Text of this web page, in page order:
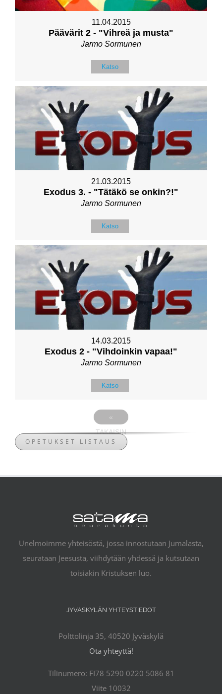
11.04.2015
Päävärit 2 - "Vihreä ja musta"
Jarmo Sormunen
Katso
21.03.2015
Exodus 3. - "Tätäkö se onkin?!"
Jarmo Sormunen
Katso
14.03.2015
Exodus 2 - "Vihdoinkin vapaa!"
Jarmo Sormunen
Katso
«
TAKAISIN
OPETUKSET LISTAUS
Unelmoimme yhteisöstä, jossa innostutaan Jumalasta,
seurataan Jeesusta, viihdytään yhdessä ja kutsutaan
toisiakin Kristuksen luo.
JYVÄSKYLÄN YHTEYSTIEDOT
Polttolinja 35, 40520 Jyväskylä
Ota yhteyttä!
Tilinumero: FI78 5290 0220 5086 81
Viite 10032